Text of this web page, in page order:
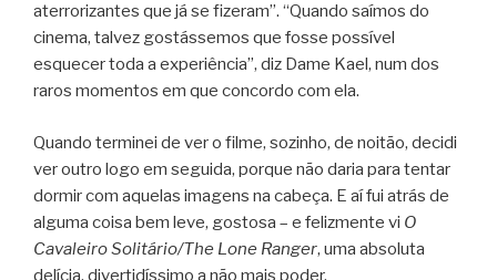
aterrorizantes que já se fizeram”. “Quando saímos do
cinema, talvez gostássemos que fosse possível
esquecer toda a experiência”, diz Dame Kael, num dos
raros momentos em que concordo com ela.
Quando terminei de ver o filme, sozinho, de noitão, decidi
ver outro logo em seguida, porque não daria para tentar
dormir com aquelas imagens na cabeça. E aí fui atrás de
alguma coisa bem leve, gostosa – e felizmente vi O
Cavaleiro Solitário/The Lone Ranger, uma absoluta
delícia, divertidíssimo a não mais poder.